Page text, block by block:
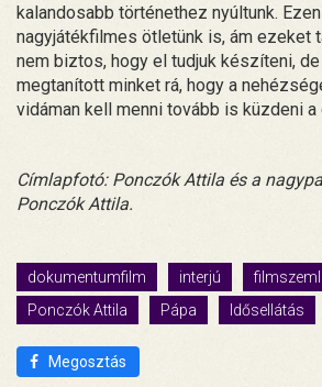
kalandosabb történethez nyúltunk.
nagyjátékfilmes ötletünk is, ám ezeket
nem biztos, hogy el tudjuk készíteni, de
megtanított minket rá, hogy a
vidáman kell menni tovább is küzdeni a
Címlapfotó: Ponczók Attila és a
Ponczók Attila.
dokumentumfilm interjú
Ponczók Attila
Pápa Idősellátás
Megosztás